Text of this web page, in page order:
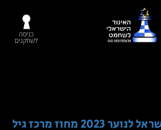
כניסה
לשחקנים
מוקדמות אליפות ישראל לנוער 2023 מחוז מרכז גיל